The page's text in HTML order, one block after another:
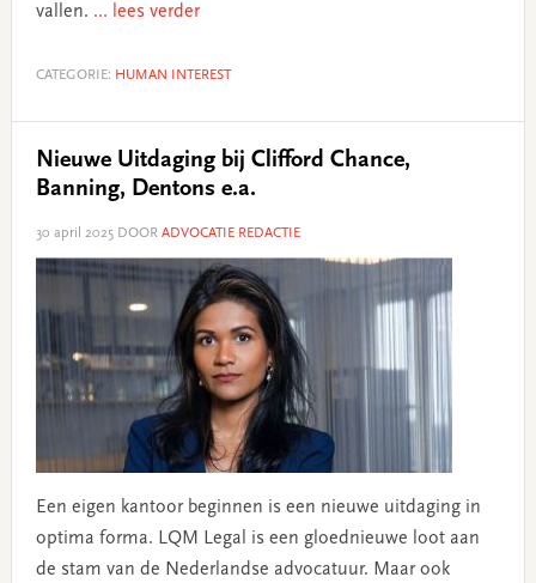
vallen. ... lees verder
CATEGORIE: HUMAN INTEREST
Nieuwe Uitdaging bij Clifford Chance,
Banning, Dentons e.a.
30 april 2025DOOR ADVOCATIE REDACTIE
Een eigen kantoor beginnen is een nieuwe uitdaging in
optima forma. LQM Legal is een gloednieuwe loot aan
de stam van de Nederlandse advocatuur. Maar ook